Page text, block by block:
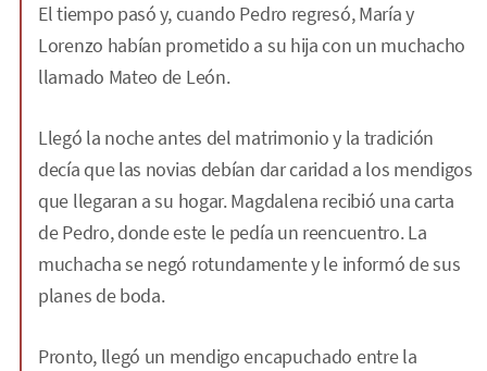
El tiempo pasó y, cuando Pedro regresó, María y
Lorenzo habían prometido a su hija con un muchacho
llamado Mateo de León.
Llegó la noche antes del matrimonio y la tradición
decía que las novias debían dar caridad a los mendigos
que llegaran a su hogar. Magdalena recibió una carta
de Pedro, donde este le pedía un reencuentro. La
muchacha se negó rotundamente y le informó de sus
planes de boda.
Pronto, llegó un mendigo encapuchado entre la